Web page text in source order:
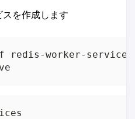
を作成します
redis-worker-